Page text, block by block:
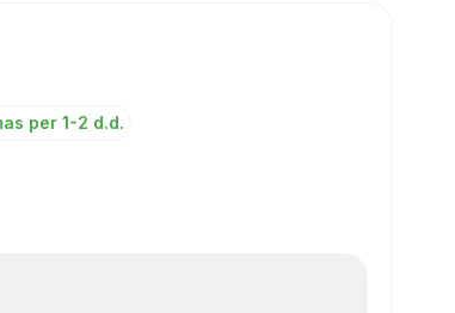
per 1-2 d.d.